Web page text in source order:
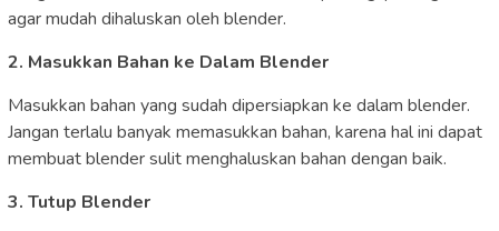
agar mudah dihaluskan oleh blender.
2. Masukkan Bahan ke Dalam Blender
Masukkan bahan yang sudah dipersiapkan ke dalam blender.
Jangan terlalu banyak memasukkan bahan, karena hal ini dapat
membuat blender sulit menghaluskan bahan dengan baik.
3. Tutup Blender